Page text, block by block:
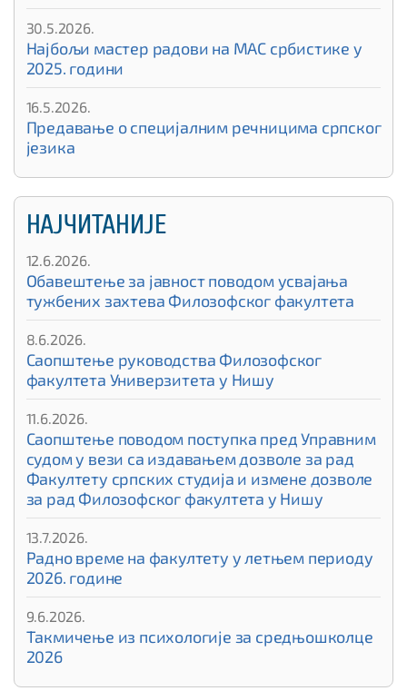
30.5.2026.
Најбољи мастер радови на МАС србистике у
2025. години
16.5.2026.
Предавање о специјалним речницима српског
језика
НАЈЧИТАНИЈЕ
12.6.2026.
Обавештење за јавност поводом усвајања
тужбених захтева Филозофског факултета
8.6.2026.
Саопштење руководства Филозофског
факултета Универзитета у Нишу
11.6.2026.
Саопштење поводом поступка пред Управним
судом у вези са издавањем дозволе за рад
Факултету српских студија и измене дозволе
за рад Филозофског факултета у Нишу
13.7.2026.
Радно време на факултету у летњем периоду
2026. године
9.6.2026.
Такмичење из психологије за средњошколце
2026